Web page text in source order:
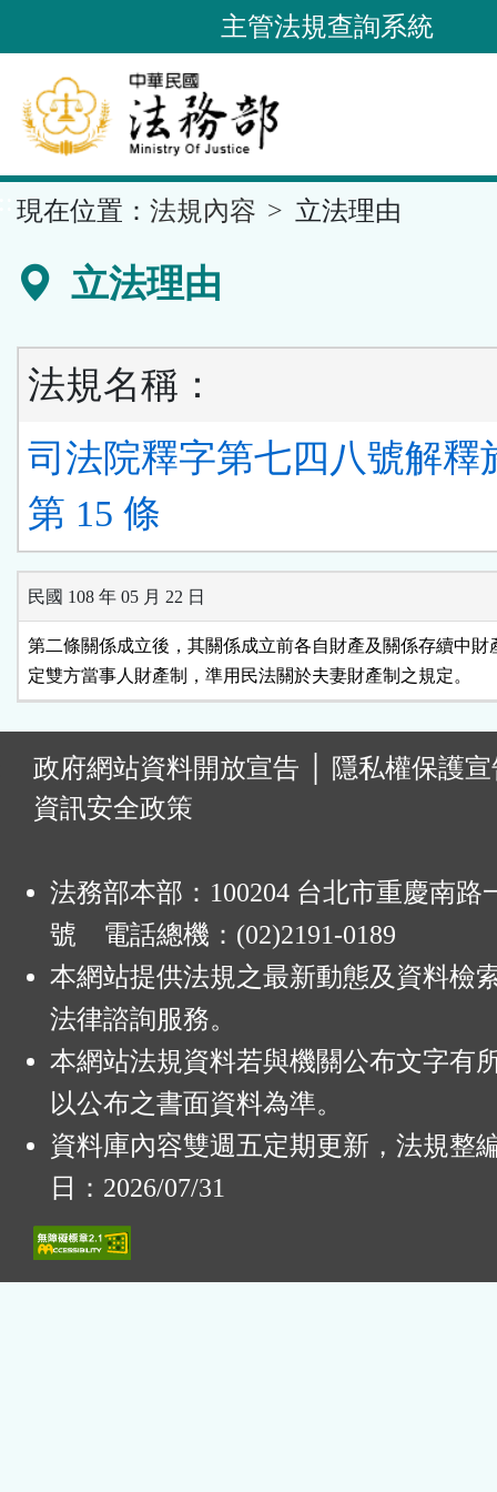
到
要
內
容
區
主管法規查詢系統
現在位置： 法規內容 立法理由
立法理由
法規名稱：
司法院釋字第七四八號解釋
第 15 條
民國 108 年 05 月 22 日
第二條關係成立後，其關係成立前各自財產及關係存續中財
定雙方當事人財產制，準用民法關於夫妻財產制之規定。
政府網站資料開放宣告
隱私權保護
資訊安全政策
法務部本部：100204 台北市重慶南路
號 電話總機：(02)2191-0189
本網站提供法規之最新動態及資料檢
法律諮詢服務。
本網站法規資料若與機關公布文字有
以公布之書面資料為準。
資料庫內容雙週五定期更新，法規整
日：2026/07/31